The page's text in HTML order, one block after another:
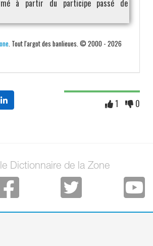
à partir du participe passé de
. Tout l'argot des banlieues. © 2000 - 2026
1 0
Dictionnaire de la Zone